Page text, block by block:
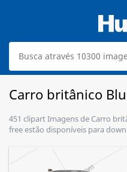
Carro britânico
451 clipart Imagens de Carro
free estão disponíveis para